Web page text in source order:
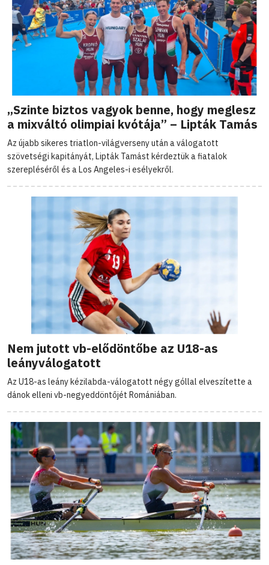
„Szinte biztos vagyok benne, hogy meglesz
a mixváltó olimpiai kvótája” – Lipták Tamás
Az újabb sikeres triatlon-világverseny után a válogatott
szövetségi kapitányát, Lipták Tamást kérdeztük a fiatalok
szerepléséről és a Los Angeles-i esélyekről.
Nem jutott vb-elődöntőbe az U18-as
leányválogatott
Az U18-as leány kézilabda-válogatott négy góllal elveszítette a
dánok elleni vb-negyeddöntőjét Romániában.